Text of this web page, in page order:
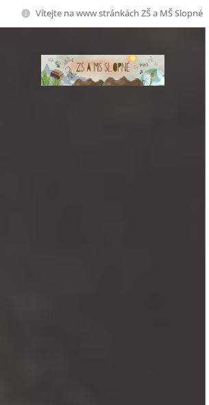
Vítejte na www stránkách ZŠ a MŠ Slopné